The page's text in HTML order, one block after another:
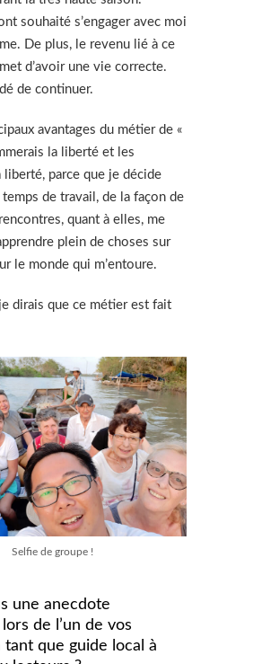
souhaité s’engager avec moi
De plus, le revenu lié à ce
d’avoir une vie correcte.
de continuer.
avantages du métier de «
la liberté et les
liberté, parce que je décide
de travail, de la façon de
quant à elles, me
plein de choses sur
le monde qui m’entoure.
dirais que ce métier est fait
Selfie de groupe !
une anecdote
de l’un de vos
tant que guide local à